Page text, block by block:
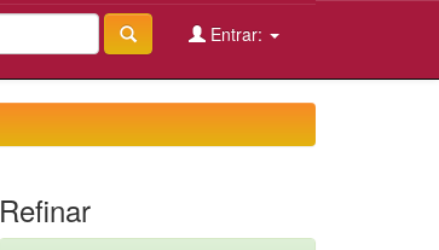
Entrar:
Refinar